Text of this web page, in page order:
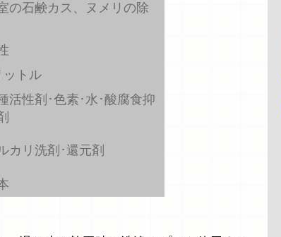
の石鹸カス、ヌメリの除
ットル
活性剤･色素･水･酸腐食抑
カリ洗剤･還元剤